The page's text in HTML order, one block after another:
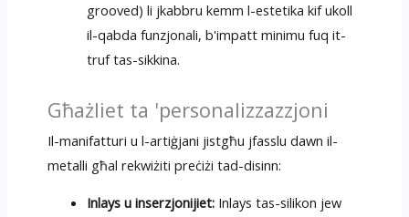
grooved) li jkabbru kemm l-estetika kif ukoll
il-qabda funzjonali, b'impatt minimu fuq it-
truf tas-sikkina.
Għażliet ta 'personalizzazzjoni
Il-manifatturi u l-artiġjani jistgħu jfasslu dawn il-
metalli għal rekwiżiti preċiżi tad-disinn:
Inlays u inserzjonijiet: Inlays tas-silikon jew